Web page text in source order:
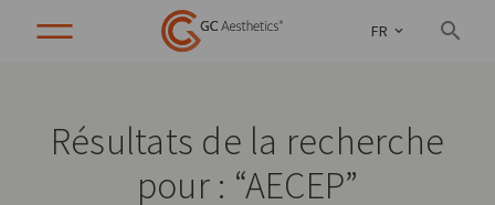
FR
Résultats de la recherche
pour : “AECEP”